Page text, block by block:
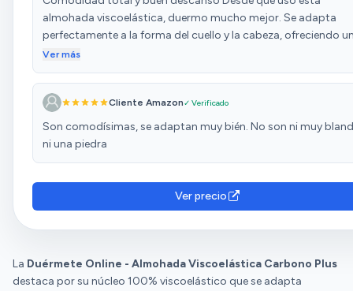
almohada viscoelástica, duermo mucho mejor. Se adapta
perfectamente a la forma del cuello y la cabeza, ofreciendo
buen soporte sin ser dura. Alivia la tensión cervical y ayuda a
blanda ni muy firme, y no pierde la forma con el uso. Además,
funda es suave y fácil de lavar. Muy recomendable si buscas
mejorar la calidad del sueño.
Ver más
Cliente Amazon✓ Verificado
Son comodísimas, se adaptan muy bién. No son ni muy
ni una piedra
Ver precio
La Duérmete Online - Almohada Viscoelástica Carbono Plus
destaca por su núcleo 100% viscoelástico que se adapta